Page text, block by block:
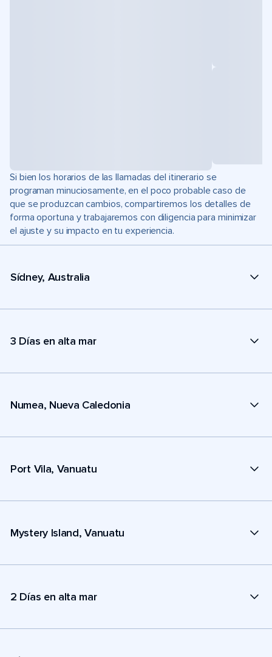
Si bien los horarios de las llamadas del itinerario se
programan minuciosamente, en el poco probable caso de
que se produzcan cambios, compartiremos los detalles de
forma oportuna y trabajaremos con diligencia para minimizar
el ajuste y su impacto en tu experiencia.
Sídney, Australia
3 Días en alta mar
Numea, Nueva Caledonia
Port Vila, Vanuatu
Mystery Island, Vanuatu
2 Días en alta mar